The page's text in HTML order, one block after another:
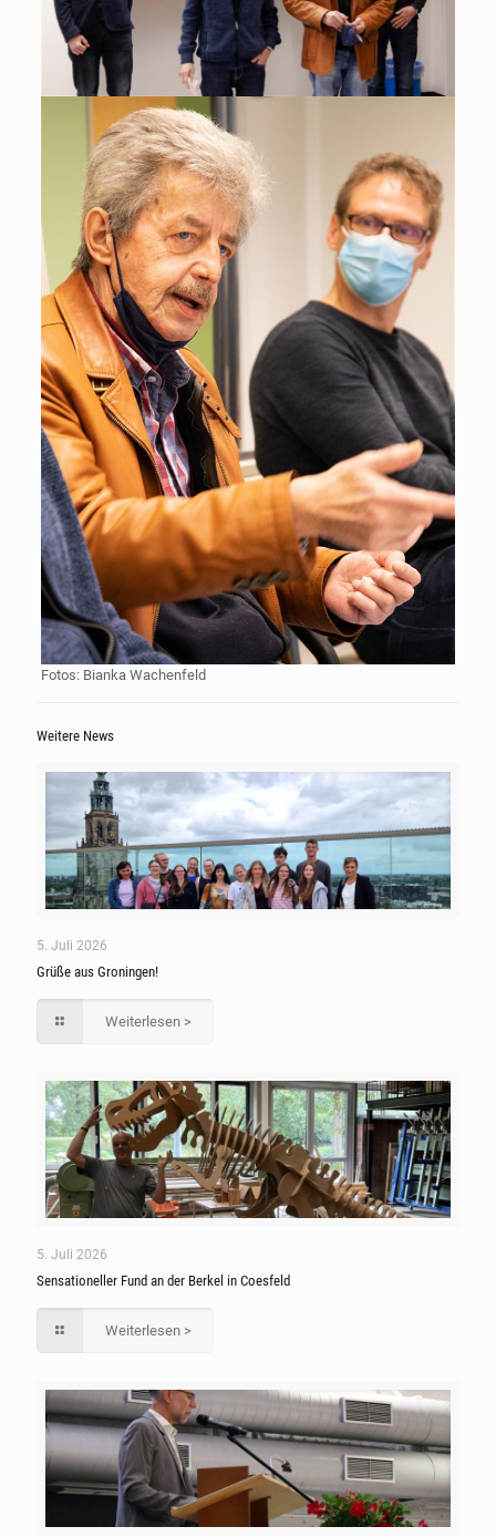
Fotos: Bianka Wachenfeld
Weitere News
5. Juli 2026
Grüße aus Groningen!
Weiterlesen >
5. Juli 2026
Sensationeller Fund an der Berkel in Coesfeld
Weiterlesen >